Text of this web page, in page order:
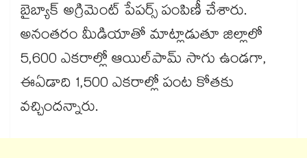
బైబ్యాక్​ అగ్రిమెంట్ పేపర్స్​ పంపిణీ చేశారు.
అనంతరం మీడియాతో మాట్లాడుతూ జిల్లాలో
5,600 ఎకరాల్లో ఆయిల్​పామ్ సాగు ఉండగా,
ఈఏడాది 1,500​ ఎకరాల్లో పంట కోతకు
వచ్చిందన్నారు.